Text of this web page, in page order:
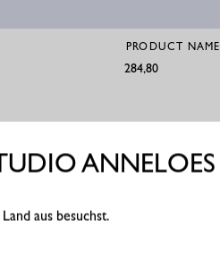
PRODUCT NAME
€284,80
ANNELOES
aus besuchst.